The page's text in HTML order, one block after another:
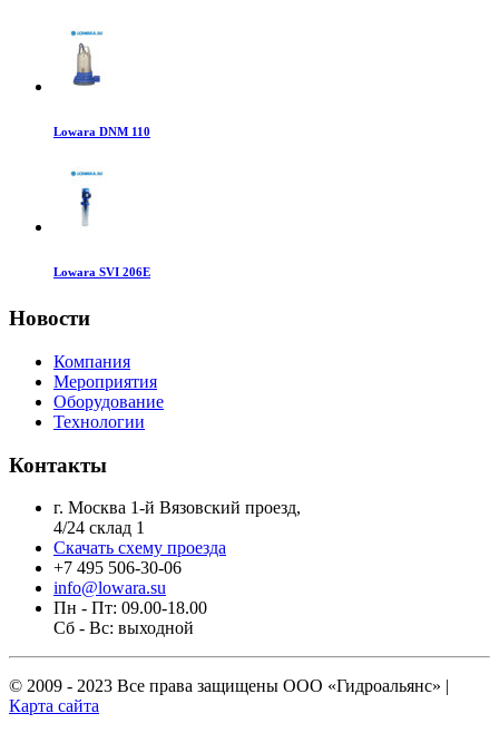
Lowara DNM 110
Lowara SVI 206E
Новости
Компания
Мероприятия
Оборудование
Технологии
Контакты
г. Москва 1-й Вязовский проезд,
4/24 склад 1
Скачать схему проезда
+7 495 506-30-06
info@lowara.su
Пн - Пт: 09.00-18.00
Сб - Вс: выходной
© 2009 - 2023 Все права защищены ООО «Гидроальянс» |
Карта сайта